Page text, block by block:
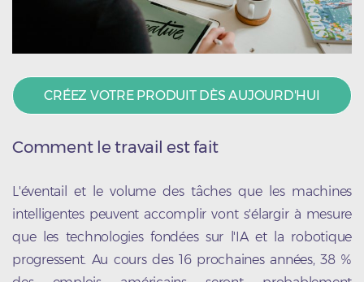
CRÉEZ VOTRE PRODUIT DÈS AUJOURD'HUI
Comment le travail est fait
L'éventail et le volume des tâches que les machines
intelligentes peuvent accomplir vont s'élargir à mesure
que les technologies fondées sur l'IA et la robotique
progressent. Au cours des 16 prochaines années, 38 %